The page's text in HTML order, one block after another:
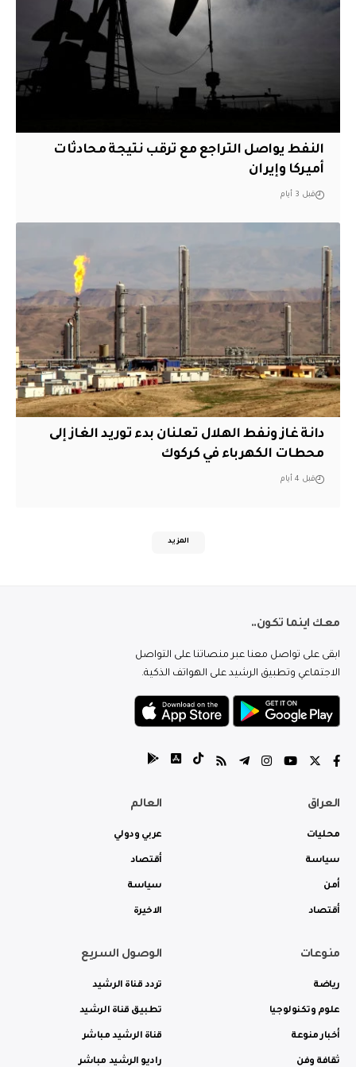
النفط يواصل التراجع مع ترقب نتيجة محادثات
أميركا وإيران
قبل 3 أيام
دانة غاز ونفط الهلال تعلنان بدء توريد الغاز إلى
محطات الكهرباء في كركوك
قبل 4 أيام
المزيد
معك اينما تكون..
ابقى على تواصل معنا عبر منصاتنا على التواصل
الاجتماعي وتطبيق الرشيد على الهواتف الذكية.
العراق
محليات
سياسة
أمن
أقتصاد
العالم
عربي ودولي
أقتصاد
سياسة
الاخيرة
منوعات
رياضة
علوم وتكنولوجيا
أخبار منوعة
ثقافة وفن
الوصول السريع
تردد قناة الرشيد
تطبيق قناة الرشيد
قناة الرشيد مباشر
راديو الرشيد مباشر